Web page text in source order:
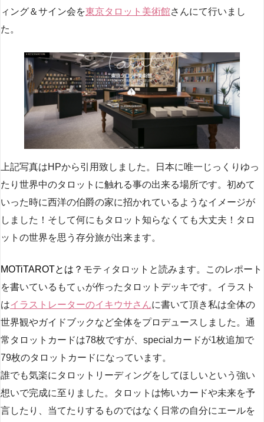
ィング＆サイン会を東京タロット美術館さんにて行いまし
た。
上記写真はHPから引用致しました。日本に唯一じっくりゆっ
たり世界中のタロットに触れる事の出来る場所です。初めて
いった時に西洋の伯爵の家に招かれているようなイメージが
しました！そして何にもタロット知らなくても大丈夫！タロ
ットの世界を思う存分旅が出来ます。
MOTiTAROTとは？ モティタロットと読みます。このレポート
を書いているもてぃが作ったタロットデッキです。イラスト
はイラストレーターのイキウサさんに書いて頂き私は全体の
世界観やガイドブックなど全体をプロデュースしました。通
常タロットカードは78枚ですが、specialカードが1枚追加で
79枚のタロットカードになっています。
誰でも気楽にタロットリーディングをしてほしいという強い
想いで完成に至りました。タロットは怖いカードや未来を予
言したり、当てたりするものではなく日常の自分にエールを